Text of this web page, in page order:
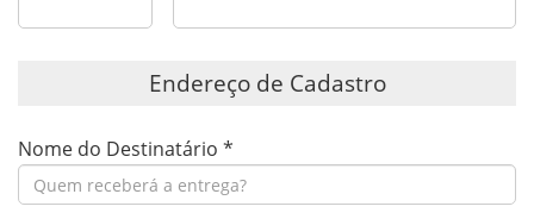
Endereço de Cadastro
Nome do Destinatário *